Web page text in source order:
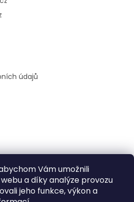
Vám umožnili
a díky analýze provozu
jeho funkce, výkon a
údajů